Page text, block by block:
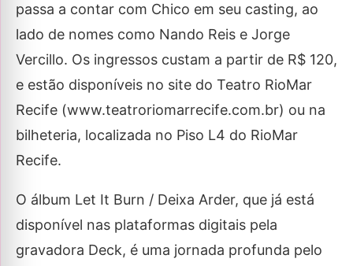
passa a contar com Chico em seu casting, ao
lado de nomes como Nando Reis e Jorge
Vercillo. Os ingressos custam a partir de R$ 120,
e estão disponíveis no site do Teatro RioMar
Recife (www.teatroriomarrecife.com.br) ou na
bilheteria, localizada no Piso L4 do RioMar
Recife.
O álbum Let It Burn / Deixa Arder, que já está
disponível nas plataformas digitais pela
gravadora Deck, é uma jornada profunda pelo